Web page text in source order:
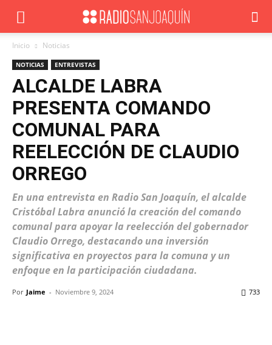
Inicio Noticias
NOTICIAS ENTREVISTAS
ALCALDE LABRA
PRESENTA COMANDO
COMUNAL PARA
REELECCIÓN DE CLAUDIO
ORREGO
En una entrevista en Radio San Joaquín, el alcalde
Cristóbal Labra anunció la creación del comando
comunal para apoyar la reelección del gobernador
Claudio Orrego, destacando una inversión
significativa en proyectos para la comuna y un
enfoque en la participación ciudadana.
Por Jaime - Noviembre 9, 2024 733